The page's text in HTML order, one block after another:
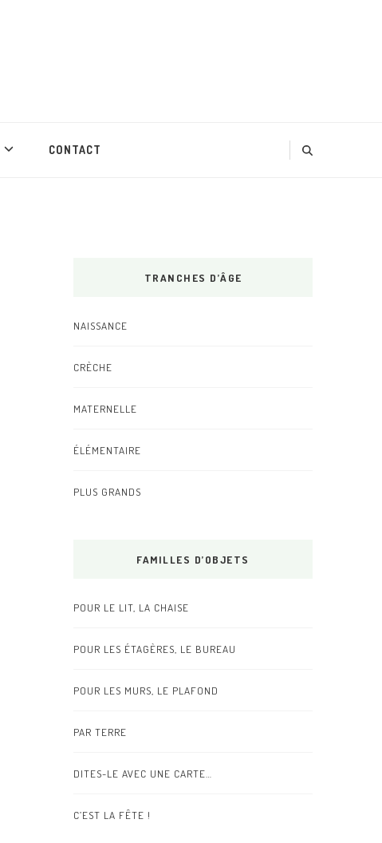
CONTACT
TRANCHES D’ÂGE
NAISSANCE
CRÈCHE
MATERNELLE
ÉLÉMENTAIRE
PLUS GRANDS
FAMILLES D’OBJETS
POUR LE LIT, LA CHAISE
POUR LES ÉTAGÈRES, LE BUREAU
POUR LES MURS, LE PLAFOND
PAR TERRE
DITES-LE AVEC UNE CARTE…
C’EST LA FÊTE !